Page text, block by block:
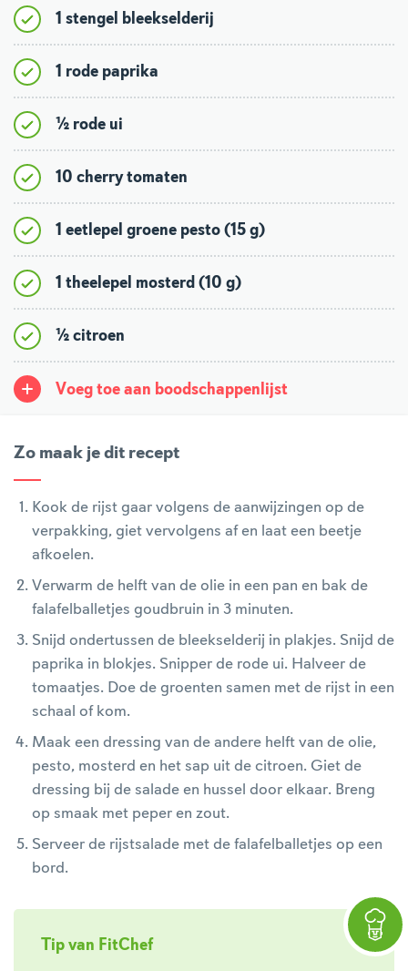
1 stengel bleekselderij
1 rode paprika
½ rode ui
10 cherry tomaten
1 eetlepel groene pesto (15 g)
1 theelepel mosterd (10 g)
½ citroen
Voeg toe aan boodschappenlijst
Zo maak je dit recept
Kook de rijst gaar volgens de aanwijzingen op de
verpakking, giet vervolgens af en laat een beetje
afkoelen.
Verwarm de helft van de olie in een pan en bak de
falafelballetjes goudbruin in 3 minuten.
Snijd ondertussen de bleekselderij in plakjes. Snijd de
paprika in blokjes. Snipper de rode ui. Halveer de
tomaatjes. Doe de groenten samen met de rijst in een
schaal of kom.
Maak een dressing van de andere helft van de olie,
pesto, mosterd en het sap uit de citroen. Giet de
dressing bij de salade en hussel door elkaar. Breng
op smaak met peper en zout.
Serveer de rijstsalade met de falafelballetjes op een
bord.
Tip van FitChef